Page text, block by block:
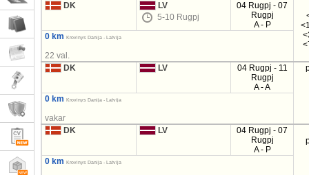
DK
LV
5-10 Rugpj
04 Rugpj - 07
Rugpj
A - P
0 km Krovinys Danija - Latvija
22 val.
DK
LV
04 Rugpj - 11
Rugpj
A - A
0 km Krovinys Danija - Latvija
vakar
DK
LV
04 Rugpj - 07
Rugpj
A - P
0 km Krovinys Danija - Latvija